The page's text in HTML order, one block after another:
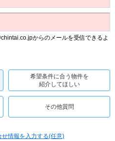
からのメールを受信できるよ
希望条件に合う物件を
紹介してほしい
その他質問
せ情報を入力する(任意)